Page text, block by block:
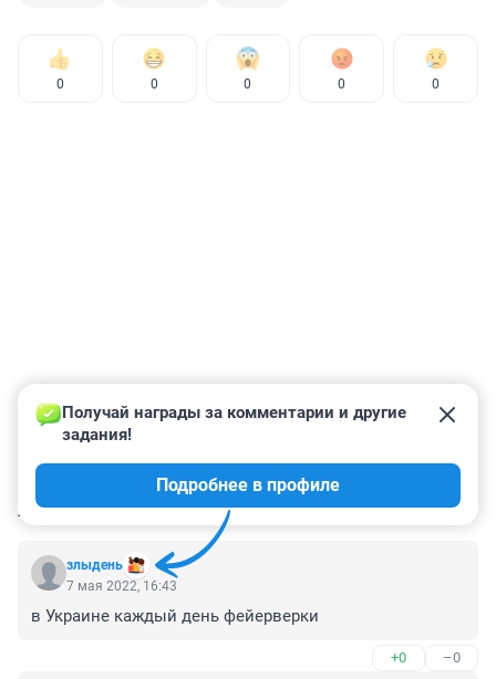
0 0 0 0 0
КОММЕНТАРИИ 8
злыдень
Получай награды за комментарии и другие
задания!
Подробнее в профиле
7 мая 2022, 16:43
в Украине каждый день фейерверки
+0 –0